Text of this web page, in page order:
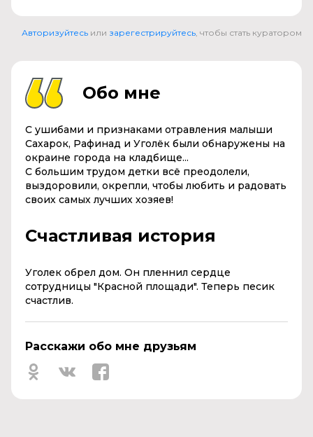
Авторизуйтесь или зарегестрируйтесь , чтобы стать куратором
Обо мне
С ушибами и признаками отравления малыши
Сахарок, Рафинад и Уголёк были обнаружены на
окраине города на кладбище...
С большим трудом детки всё преодолели,
выздоровили, окрепли, чтобы любить и радовать
своих самых лучших хозяев!
Счастливая история
Уголек обрел дом. Он пленнил сердце
сотрудницы "Красной площади". Теперь песик
счастлив.
Расскажи обо мне друзьям